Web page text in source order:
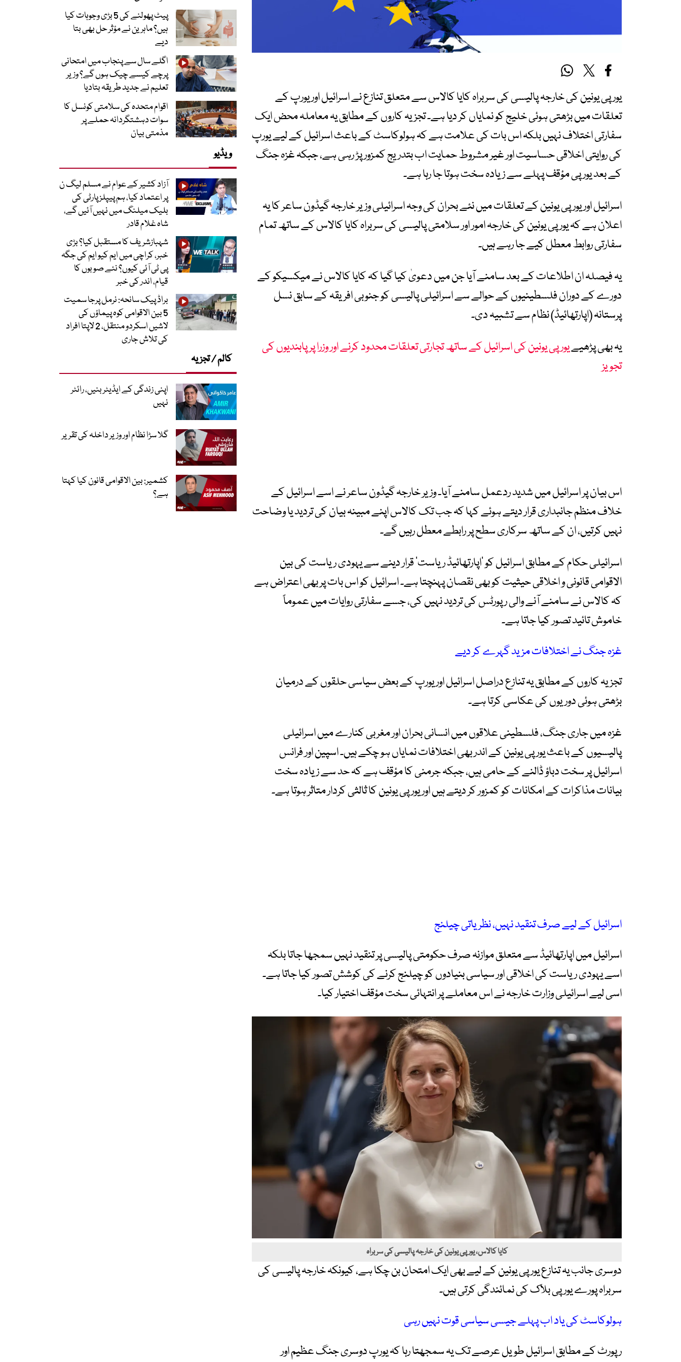
یورپی یونین کی خارجہ پالیسی کی سربراہ کایا کالاس سے متعلق تنازع نے اسرائیل اور یورپ کے
تعلقات میں بڑھتی ہوئی خلیج کو نمایاں کر دیا ہے۔ تجزیہ کاروں کے مطابق یہ معاملہ محض ایک
سفارتی اختلاف نہیں بلکہ اس بات کی علامت ہے کہ ہولوکاسٹ کے باعث اسرائیل کے لیے یورپ
کی روایتی اخلاقی حساسیت اور غیر مشروط حمایت اب بتدریج کمزور پڑ رہی ہے، جبکہ غزہ جنگ
کے بعد یورپی مؤقف پہلے سے زیادہ سخت ہوتا جا رہا ہے۔
اسرائیل اور یورپی یونین کے تعلقات میں نئے بحران کی وجہ اسرائیلی وزیر خارجہ گیڈون ساعر کا یہ
اعلان ہے کہ یورپی یونین کی خارجہ امور اور سلامتی پالیسی کی سربراہ کایا کالاس کے ساتھ تمام
سفارتی روابط معطل کیے جا رہے ہیں۔
یہ فیصلہ ان اطلاعات کے بعد سامنے آیا جن میں دعویٰ کیا گیا کہ کایا کالاس نے میکسیکو کے
دورے کے دوران فلسطینیوں کے حوالے سے اسرائیلی پالیسی کو جنوبی افریقہ کے سابق نسل
پرستانہ (اپارتھائیڈ) نظام سے تشبیہ دی۔
یہ بھی پڑھیےیورپی یونین کی اسرائیل کے ساتھ تجارتی تعلقات محدود کرنے اور وزرا پر پابندیوں کی
تجویز
اس بیان پر اسرائیل میں شدید ردعمل سامنے آیا۔ وزیر خارجہ گیڈون ساعر نے اسے اسرائیل کے
خلاف منظم جانبداری قرار دیتے ہوئے کہا کہ جب تک کالاس اپنے مبینہ بیان کی تردید یا وضاحت
نہیں کرتیں، ان کے ساتھ سرکاری سطح پر رابطے معطل رہیں گے۔
اسرائیلی حکام کے مطابق اسرائیل کو ’اپارتھائیڈ ریاست‘ قرار دینے سے یہودی ریاست کی بین
الاقوامی قانونی و اخلاقی حیثیت کو بھی نقصان پہنچتا ہے۔ اسرائیل کو اس بات پر بھی اعتراض ہے
کہ کالاس نے سامنے آنے والی رپورٹس کی تردید نہیں کی، جسے سفارتی روایات میں عموماً
خاموش تائید تصور کیا جاتا ہے۔
غزہ جنگ نے اختلافات مزید گہرے کر دیے
تجزیہ کاروں کے مطابق یہ تنازع دراصل اسرائیل اور یورپ کے بعض سیاسی حلقوں کے درمیان
بڑھتی ہوئی دوریوں کی عکاسی کرتا ہے۔
غزہ میں جاری جنگ، فلسطینی علاقوں میں انسانی بحران اور مغربی کنارے میں اسرائیلی
پالیسیوں کے باعث یورپی یونین کے اندر بھی اختلافات نمایاں ہو چکے ہیں۔ اسپین اور فرانس
اسرائیل پر سخت دباؤ ڈالنے کے حامی ہیں، جبکہ جرمنی کا مؤقف ہے کہ حد سے زیادہ سخت
بیانات مذاکرات کے امکانات کو کمزور کر دیتے ہیں اور یورپی یونین کا ثالثی کردار متاثر ہوتا ہے۔
اسرائیل کے لیے صرف تنقید نہیں، نظریاتی چیلنج
اسرائیل میں اپارتھائیڈ سے متعلق موازنہ صرف حکومتی پالیسی پر تنقید نہیں سمجھا جاتا بلکہ
اسے یہودی ریاست کی اخلاقی اور سیاسی بنیادوں کو چیلنج کرنے کی کوشش تصور کیا جاتا ہے۔
اسی لیے اسرائیلی وزارت خارجہ نے اس معاملے پر انتہائی سخت مؤقف اختیار کیا۔
کایا کالاس، یورپی یونین کی خارجہ پالیسی کی سربراہ
دوسری جانب یہ تنازع یورپی یونین کے لیے بھی ایک امتحان بن چکا ہے، کیونکہ خارجہ پالیسی کی
سربراہ پورے یورپی بلاک کی نمائندگی کرتی ہیں۔
ہولوکاسٹ کی یاد اب پہلے جیسی سیاسی قوت نہیں رہی
رپورٹ کے مطابق اسرائیل طویل عرصے تک یہ سمجھتا رہا کہ یورپ دوسری جنگ عظیم اور
پیٹ پھولنے کی 5 بڑی وجوہات کیا
ہیں؟ ماہرین نے مؤثر حل بھی بتا
دیے
اگلے سال سے پنجاب میں امتحانی
پرچے کیسے چیک ہوں گے؟ وزیر
تعلیم نے جدید طریقہ بتادیا
اقوام متحدہ کی سلامتی کونسل کا
سوات دہشتگردانہ حملے پر
مذمتی بیان
ویڈیو
آزاد کشیر کے عوام نے مسلم لیگ ن
پر اعتماد کیا، ہم پیپلز پارٹی کی
بلیک میلنگ میں نہیں آئیں گے،
شاہ غلام قادر
شہبازشریف کا مستقبل کیا؟ بڑی
خبر، کراچی میں ایم کیو ایم کی جگہ
پی ٹی آئی کیوں؟ نئے صوبوں کا
قیام، اندر کی خبر
براڈ پیک سانحہ: نرمل پرجا سمیت
5 بین الاقوامی کوہ پیماؤں کی
لاشیں اسکردو منتقل، 2 لاپتا افراد
کی تلاش جاری
کالم / تجزیہ
اپنی زندگی کے ایڈیٹر بنیں، رائٹر
نہیں
گلا سڑا نظام اور وزیر داخلہ کی تقریر
کشمیر: بین الاقوامی قانون کیا کہتا
ہے؟